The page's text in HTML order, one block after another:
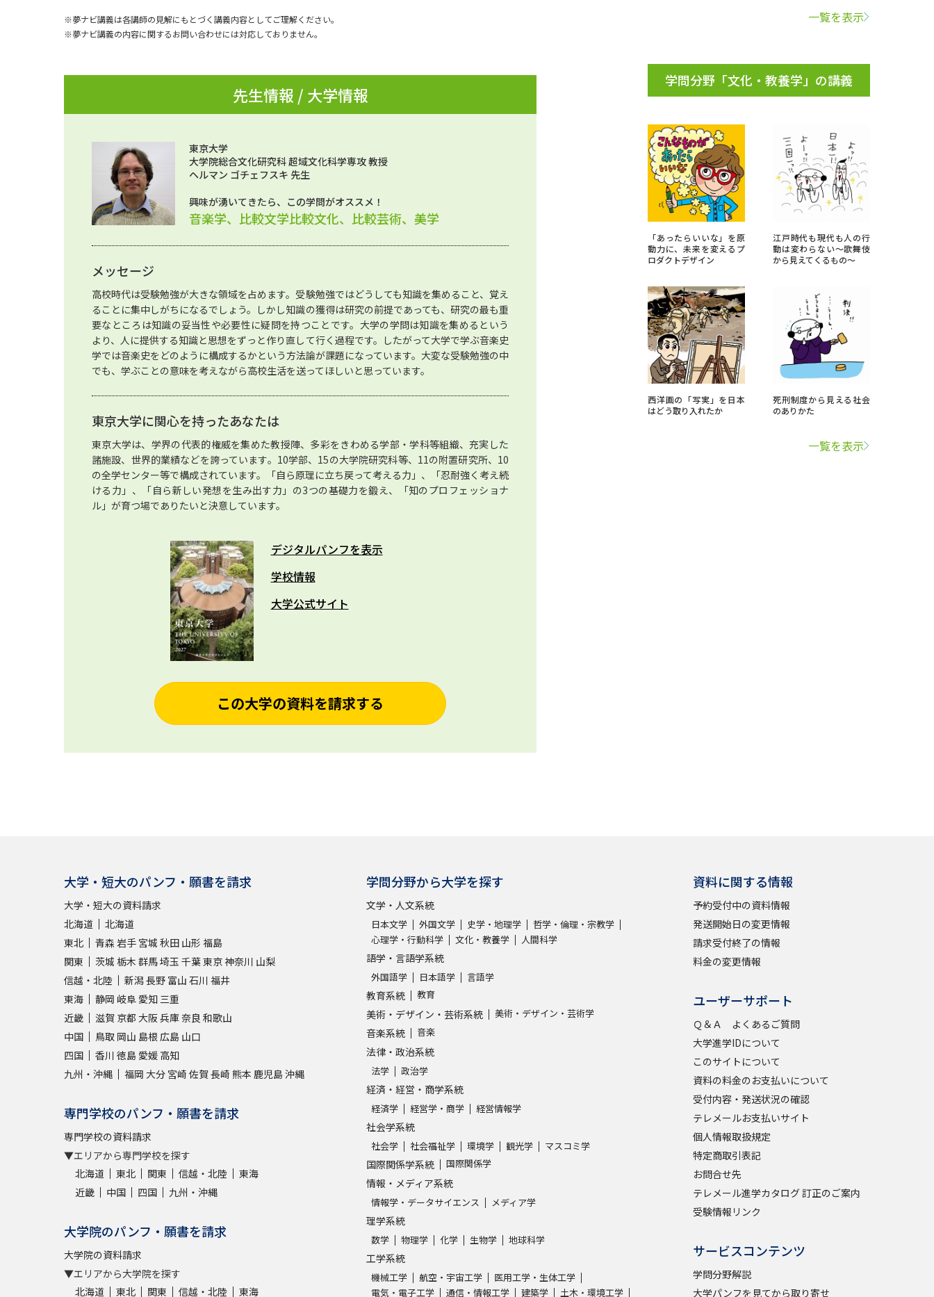
訂正のご案内
※夢ナビ講義は各講師の見解にもとづく講義内容としてご理解ください。
※夢ナビ講義の内容に関するお問い合わせには対応しておりません。
先生情報 / 大学情報
東京大学
大学院総合文化研究科 超域文化科学専攻 教授
ヘルマン ゴチェフスキ 先生
興味が湧いてきたら、この学問がオススメ！
音楽学、比較文学比較文化、比較芸術、美学
メッセージ
高校時代は受験勉強が大きな領域を占めます。受験勉強ではどうしても知識を集めること、覚え
ることに集中しがちになるでしょう。しかし知識の獲得は研究の前提であっても、研究の最も重
要なところは知識の妥当性や必要性に疑問を持つことです。大学の学問は知識を集めるという
より、人に提供する知識と思想をずっと作り直して行く過程です。したがって大学で学ぶ音楽史
学では音楽史をどのように構成するかという方法論が課題になっています。大変な受験勉強の中
でも、学ぶことの意味を考えながら高校生活を送ってほしいと思っています。
東京大学に関心を持ったあなたは
東京大学は、学界の代表的権威を集めた教授陣、多彩をきわめる学部・学科等組織、充実した
諸施設、世界的業績などを誇っています。10学部、15の大学院研究科等、11の附置研究所、10
の全学センター等で構成されています。「自ら原理に立ち戻って考える力」、「忍耐強く考え続
ける力」、「自ら新しい発想を生み出す力」の3つの基礎力を鍛え、「知のプロフェッショナ
ル」が育つ場でありたいと決意しています。
デジタルパンフを表示
学校情報
大学公式サイト
この大学の資料を請求する
一覧を表示
学問分野「文化・教養学」の講義
「あったらいいな」を原
動力に、未来を変えるプ
ロダクトデザイン
江戸時代も現代も人の行
動は変わらない～歌舞伎
から見えてくるもの～
西洋画の「写実」を日本
はどう取り入れたか
死刑制度から見える社会
のありかた
一覧を表示
大学・短大のパンフ・願書を請求
大学・短大の資料請求
北海道
北海道
東北
青森 岩手 宮城 秋田 山形 福島
関東
茨城 栃木 群馬埼玉 千葉東京神奈川 山梨
信越・北陸
新潟長野 富山 石川 福井
東海
静岡 岐阜 愛知 三重
近畿
滋賀 京都 大阪兵庫奈良 和歌山
中国
鳥取 岡山 島根 広島 山口
四国
香川 徳島 愛媛 高知
九州・沖縄
福岡 大分 宮崎 佐賀 長崎 熊本 鹿児島沖縄
専門学校のパンフ・願書を請求
専門学校の資料請求
▼エリアから専門学校を探す
北海道
東北 関東 信越・北陸
東海
近畿
中国 四国 九州・沖縄
大学院のパンフ・願書を請求
大学院の資料請求
▼エリアから大学院を探す
北海道
東北 関東 信越・北陸 東海
学問分野から大学を探す
文学・人文系統
日本文学 外国文学 史学・地理学
哲学・倫理・宗教学
心理学・行動科学
文化・教養学 人間科学
語学・言語学系統
外国語学 日本語学 言語学
教育系統 教育
美術・デザイン・芸術系統 美術・デザイン・芸術学
音楽系統 音楽
法律・政治系統
法学 政治学
経済・経営・商学系統
経済学 経営学・商学 経営情報学
社会学系統
社会学 社会福祉学 環境学 観光学 マスコミ学
国際関係学系統 国際関係学
情報・メディア系統
情報学・データサイエンス メディア学
理学系統
数学 物理学 化学 生物学 地球科学
工学系統
機械工学 航空・宇宙工学
医用工学・生体工学
電気・電子工学
通信・情報工学 建築学 土木・環境工学
資料に関する情報
予約受付中の資料情報
発送開始日の変更情報
請求受付終了の情報
料金の変更情報
ユーザーサポート
Ｑ＆Ａ よくあるご質問
大学進学IDについて
このサイトについて
資料の料金のお支払いについて
受付内容・発送状況の確認
テレメールお支払いサイト
個人情報取扱規定
特定商取引表記
お問合せ先
テレメール進学カタログ 訂正のご案内
受験情報リンク
サービスコンテンツ
学問分野解説
大学パンフを見てから取り寄せ